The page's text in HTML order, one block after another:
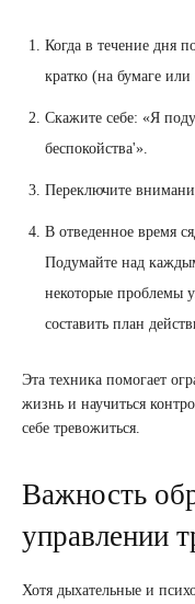
Когда в течение дня
кратко (на бумаге
Скажите себе: «Я
беспокойства'».
Переключите
В отведенное время
Подумайте над
некоторые проблемы
составить план
Эта техника помогает
жизнь и научиться
себе тревожиться.
Важность
управлении
Хотя дыхательные и